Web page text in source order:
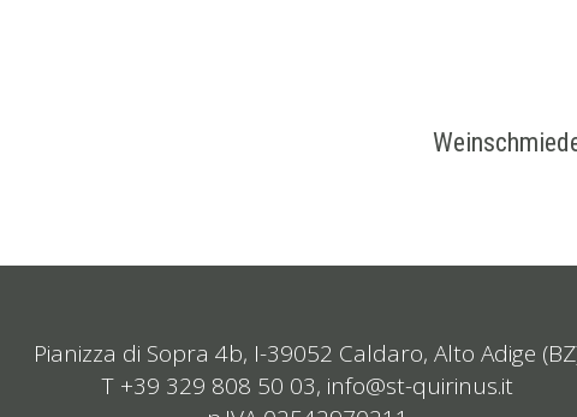
Pianizza di Sopra 4b, I-39052 Caldaro, Alto Adige
T +39 329 808 50 03, info@st-quirinus.it